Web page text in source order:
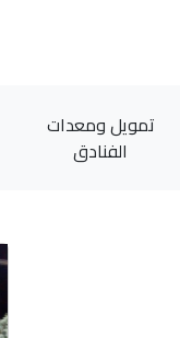
تمويل ومعدات
الفنادق